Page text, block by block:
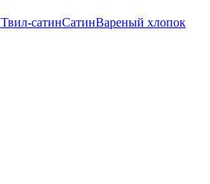
Твил-сатинСатинВареный хлопок